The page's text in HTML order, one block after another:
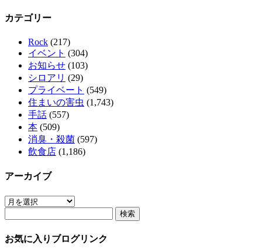
カテゴリー
Rock (217)
イベント (304)
お知らせ (103)
シロアリ (29)
プライベート (549)
住まいの害虫 (1,743)
手話 (557)
本 (509)
消臭・殺菌 (597)
飲食店 (1,186)
アーカイブ
ア
イ
お気に入りブログリンク